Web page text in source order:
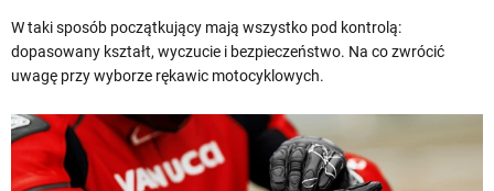
W taki sposób początkujący mają wszystko pod kontrolą:
dopasowany kształt, wyczucie i bezpieczeństwo. Na co zwrócić
uwagę przy wyborze rękawic motocyklowych.